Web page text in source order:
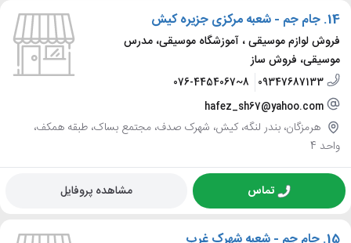
14. جام جم - شعبه مرکزی جزیره کیش
فروش لوازم موسیقی ، آموزشگاه موسیقی، مدرس
موسیقی، فروش ساز
09347687133
076-4454067~8
hafez_sh67@yahoo.com
هرمزگان، بندر لنگه، کیش، شهرک صدف، مجتمع بساک، طبقه همکف،
واحد 4
تماس مشاهده پروفایل